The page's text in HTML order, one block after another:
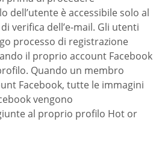
dell’utente è accessibile solo al
verifica dell’e-mail. Gli utenti
processo di registrazione
il proprio account Facebook
Quando un membro
Facebook, tutte le immagini
vengono
al proprio profilo Hot or